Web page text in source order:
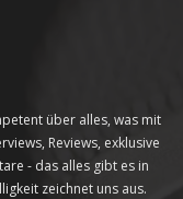
über alles, was mit
Reviews, exklusive
- das alles gibt es in
zeichnet uns aus.